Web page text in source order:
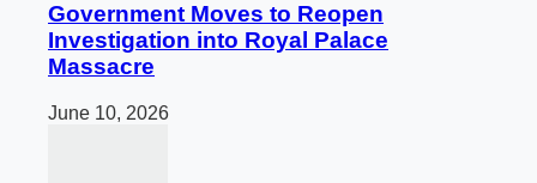
Government Moves to Reopen
Investigation into Royal Palace
Massacre
June 10, 2026